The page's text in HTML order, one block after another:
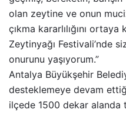
olan zeytine ve onun
çıkma kararlılığını
Zeytinyağı Festivali’nde
onurunu yaşıyorum.”
Antalya Büyükşehir
desteklemeye devam
ilçede 1500 dekar